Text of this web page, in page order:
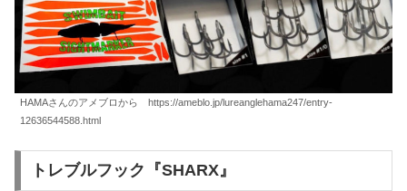
HAMAさんのアメブロから https://ameblo.jp/lureanglehama247/entry-
12636544588.html
トレブルフック『SHARX』